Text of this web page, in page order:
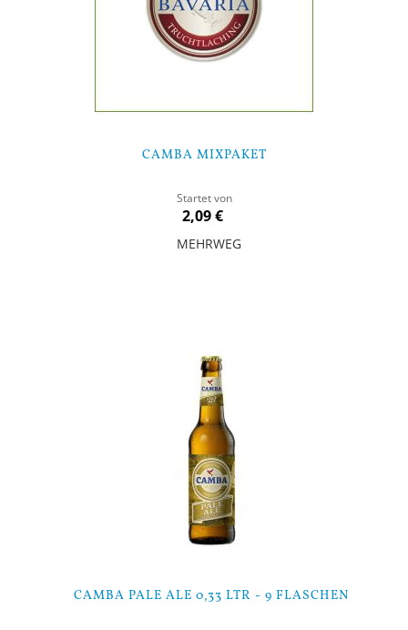
CAMBA MIXPAKET
Startet von
2,09 €
MEHRWEG
CAMBA PALE ALE 0,33 LTR - 9 FLASCHEN